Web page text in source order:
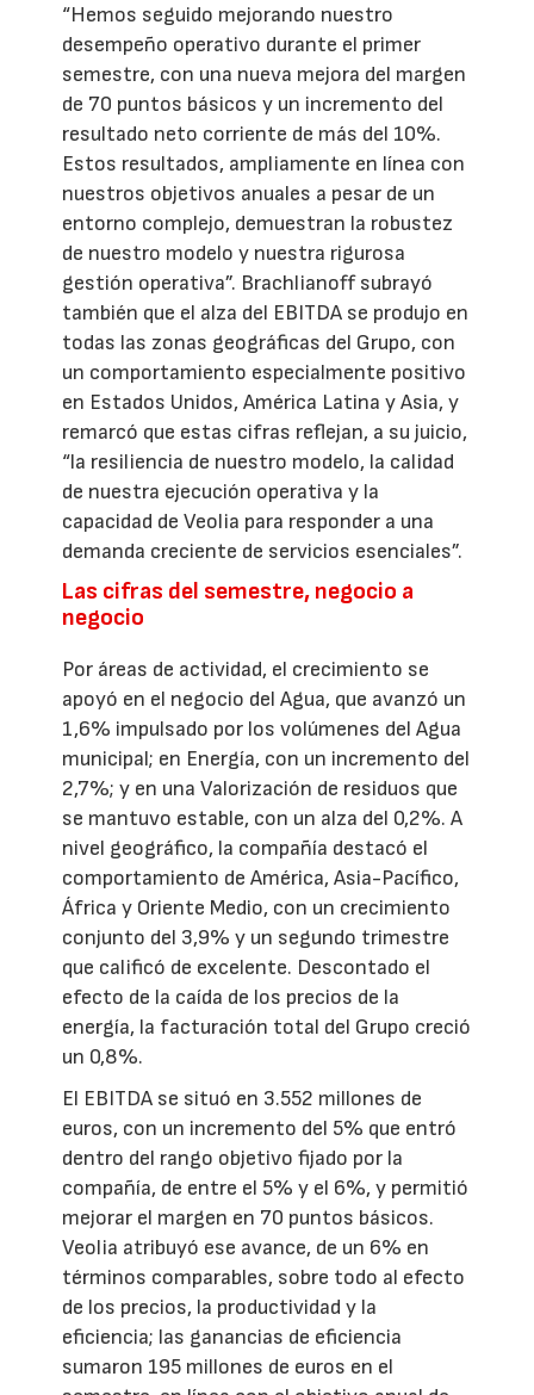
“Hemos seguido mejorando nuestro
desempeño operativo durante el primer
semestre, con una nueva mejora del margen
de 70 puntos básicos y un incremento del
resultado neto corriente de más del 10%.
Estos resultados, ampliamente en línea con
nuestros objetivos anuales a pesar de un
entorno complejo, demuestran la robustez
de nuestro modelo y nuestra rigurosa
gestión operativa”. Brachlianoff subrayó
también que el alza del EBITDA se produjo en
todas las zonas geográficas del Grupo, con
un comportamiento especialmente positivo
en Estados Unidos, América Latina y Asia, y
remarcó que estas cifras reflejan, a su juicio,
“la resiliencia de nuestro modelo, la calidad
de nuestra ejecución operativa y la
capacidad de Veolia para responder a una
demanda creciente de servicios esenciales”.
Las cifras del semestre, negocio a
negocio
Por áreas de actividad, el crecimiento se
apoyó en el negocio del Agua, que avanzó un
1,6% impulsado por los volúmenes del Agua
municipal; en Energía, con un incremento del
2,7%; y en una Valorización de residuos que
se mantuvo estable, con un alza del 0,2%. A
nivel geográfico, la compañía destacó el
comportamiento de América, Asia-Pacífico,
África y Oriente Medio, con un crecimiento
conjunto del 3,9% y un segundo trimestre
que calificó de excelente. Descontado el
efecto de la caída de los precios de la
energía, la facturación total del Grupo creció
un 0,8%.
El EBITDA se situó en 3.552 millones de
euros, con un incremento del 5% que entró
dentro del rango objetivo fijado por la
compañía, de entre el 5% y el 6%, y permitió
mejorar el margen en 70 puntos básicos.
Veolia atribuyó ese avance, de un 6% en
términos comparables, sobre todo al efecto
de los precios, la productividad y la
eficiencia; las ganancias de eficiencia
sumaron 195 millones de euros en el